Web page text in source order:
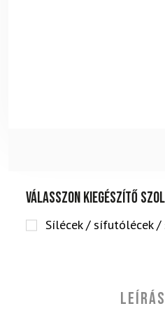
Válasszon kiegészítő
Sílécek / sífutólécek
Leírás